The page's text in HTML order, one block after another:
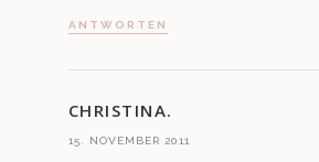
ANTWORTEN
CHRISTINA.
15. NOVEMBER 2011